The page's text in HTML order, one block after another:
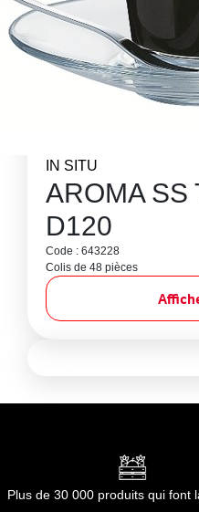
IN SITU
AROMA SS
D120
Code : 643228
Colis de 48 pièces
Plus de 30 000 produits qui font